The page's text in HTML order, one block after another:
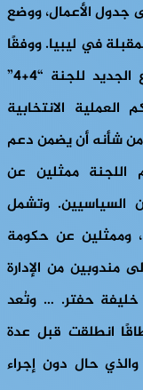
جدول الأعمال، ووضع
في ليبيا. ووفقًا
لأونسميل، يراجع المشاركون في الاجتماع الجديد للجنة “4+4”
الانتخابية
من شأنه أن يضمن دعم
اللجنة ممثلين عن
السياسيين. وتشمل
وممثلين عن حكومة
مندوبين من الإدارة
خليفة حفتر. … وتُعد
انطلقت قبل عدة
حال دون إجراء